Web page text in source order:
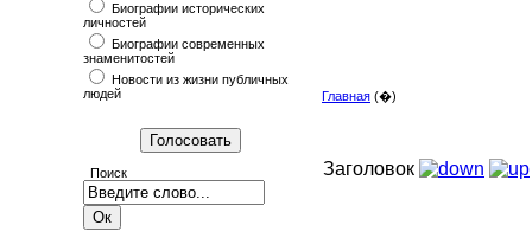
Биографии исторических
личностей
Биографии современных
знаменитостей
Новости из жизни публичных
людей
Поиск
Главная (�)
Заголовок